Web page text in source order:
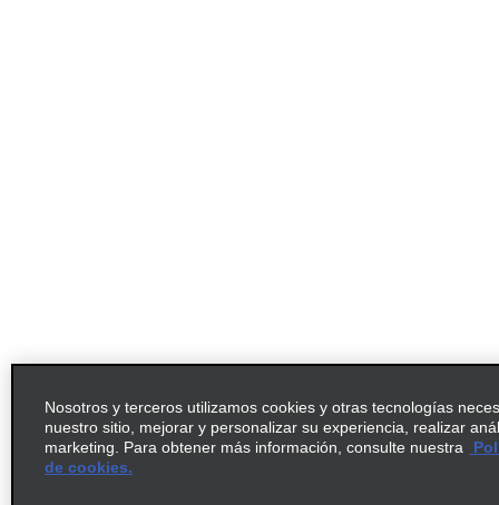
Nosotros y terceros utilizamos cookies y otras tecnologías
nuestro sitio, mejorar y personalizar su experiencia, realizar
marketing. Para obtener más información, consulte nuestra
de cookies.